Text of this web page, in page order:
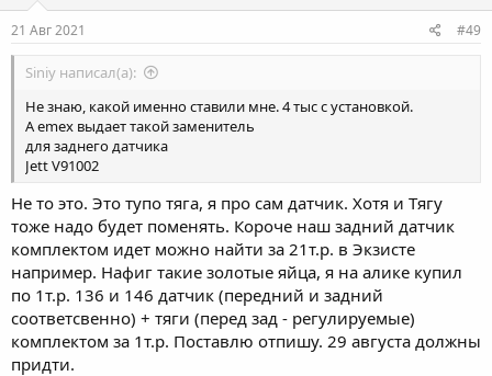
21 Авг 2021 #49
Siniy написал(а):
Не знаю, какой именно ставили мне. 4 тыс с установкой.
А emex выдает такой заменитель
для заднего датчика
Jett V91002
Не то это. Это тупо тяга, я про сам датчик. Хотя и Тягу
тоже надо будет поменять. Короче наш задний датчик
комплектом идет можно найти за 21т.р. в Экзисте
например. Нафиг такие золотые яйца, я на алике купил
по 1т.р. 136 и 146 датчик (передний и задний
соответсвенно) + тяги (перед зад - регулируемые)
комплектом за 1т.р. Поставлю отпишу. 29 августа должны
придти.